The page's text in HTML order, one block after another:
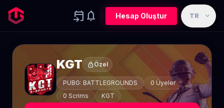
event_upcoming notifications Hesap Oluştur TR expand_more
KGT lockÖzel
PUBG: BATTLEGROUNDS
0 Üyeler
0 Scrims
KGT